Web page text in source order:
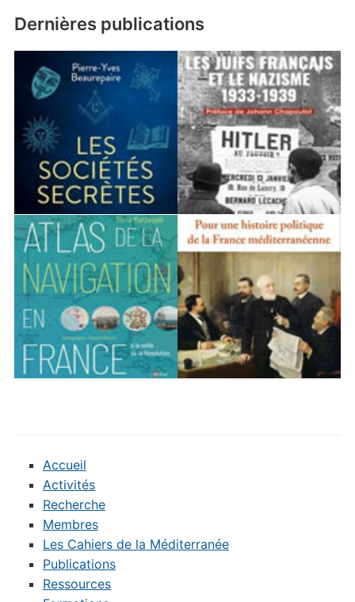
Dernières publications
Accueil
Activités
Recherche
Membres
Les Cahiers de la Méditerranée
Publications
Ressources